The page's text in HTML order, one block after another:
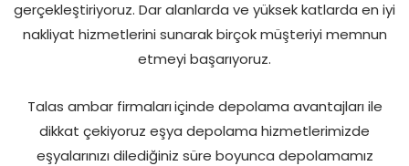
gerçekleştiriyoruz. Dar alanlarda ve yüksek katlarda en iyi
nakliyat hizmetlerini sunarak birçok müşteriyi memnun
etmeyi başarıyoruz.
Talas ambar firmalarıiçinde depolama avantajları ile
dikkat çekiyoruz eşya depolama hizmetlerimizde
eşyalarınızı dilediğiniz süre boyunca depolamamız